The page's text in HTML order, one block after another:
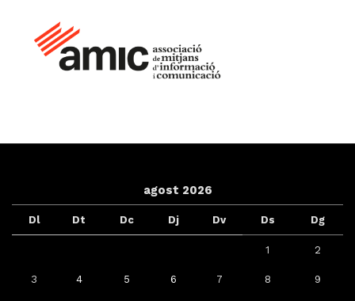
agost 2026
Dl Dt Dc Dj Dv Ds Dg
1 2
3 4 5 6 7 8 9